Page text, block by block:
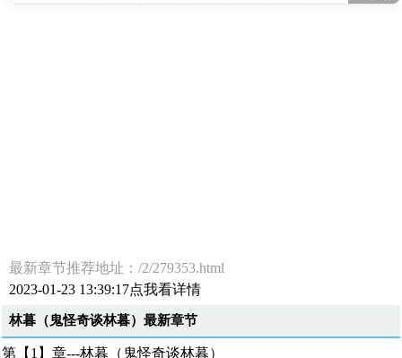
最新章节推荐地址：/2/279353.html
2023-01-23 13:39:17点我看详情
林暮（鬼怪奇谈林暮）最新章节
第【1】章---林暮（鬼怪奇谈林暮）